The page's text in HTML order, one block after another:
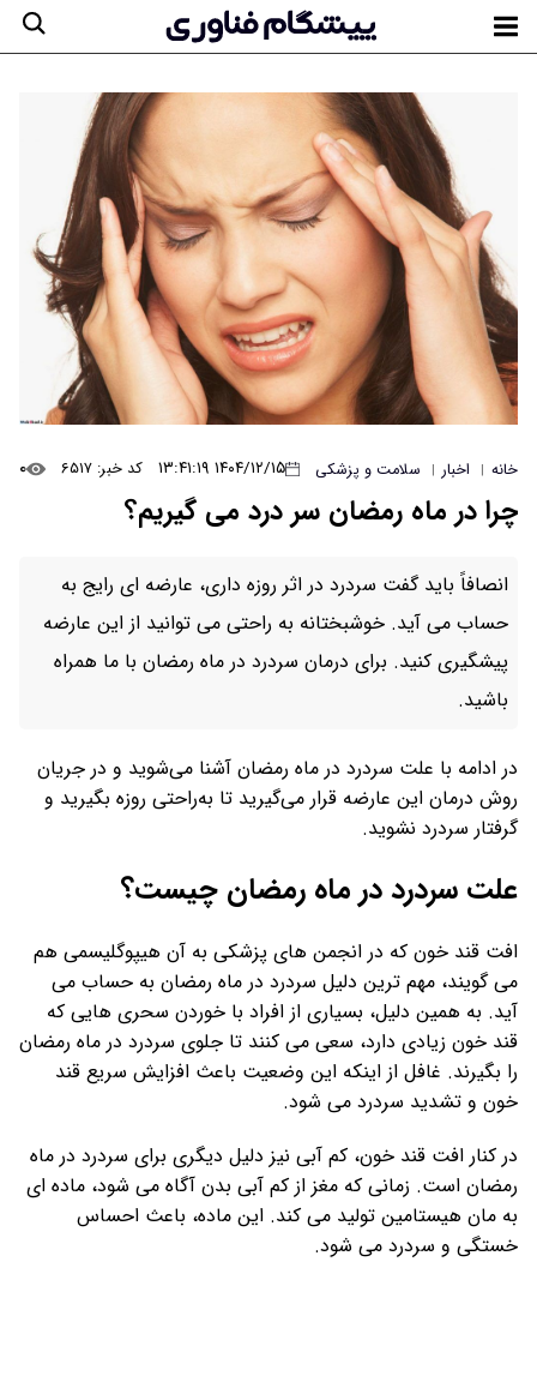
خانه | اخبار | سلامت و پزشکی ۱۴۰۴/۱۲/۱۵ ۱۳:۴۱:۱۹ کد خبر: ۶۵۱۷ ۰
چرا در ماه رمضان سر درد می گیریم؟
انصافاً باید گفت سردرد در اثر روزه داری، عارضه ای رایج به
حساب می آید. خوشبختانه به راحتی می توانید از این عارضه
پیشگیری کنید. برای درمان سردرد در ماه رمضان با ما همراه
باشید.
در ادامه با علت سردرد در ماه رمضان آشنا می‌شوید و در جریان
روش درمان این عارضه قرار می‌‌گیرید تا به‌راحتی روزه بگیرید و
گرفتار سردرد نشوید.
علت سردرد در ماه رمضان چیست؟
افت قند خون که در انجمن های پزشکی به آن هیپوگلیسمی هم
می گویند، مهم ترین دلیل سردرد در ماه رمضان به حساب می
آید. به همین دلیل، بسیاری از افراد با خوردن سحری هایی که
قند خون زیادی دارد، سعی می کنند تا جلوی سردرد در ماه رمضان
را بگیرند. غافل از اینکه این وضعیت باعث افزایش سریع قند
خون و تشدید سردرد می شود.
در کنار افت قند خون، کم آبی نیز دلیل دیگری برای سردرد در ماه
رمضان است. زمانی که مغز از کم آبی بدن آگاه می شود، ماده ای
به مان هیستامین تولید می کند. این ماده، باعث احساس
خستگی و سردرد می شود.